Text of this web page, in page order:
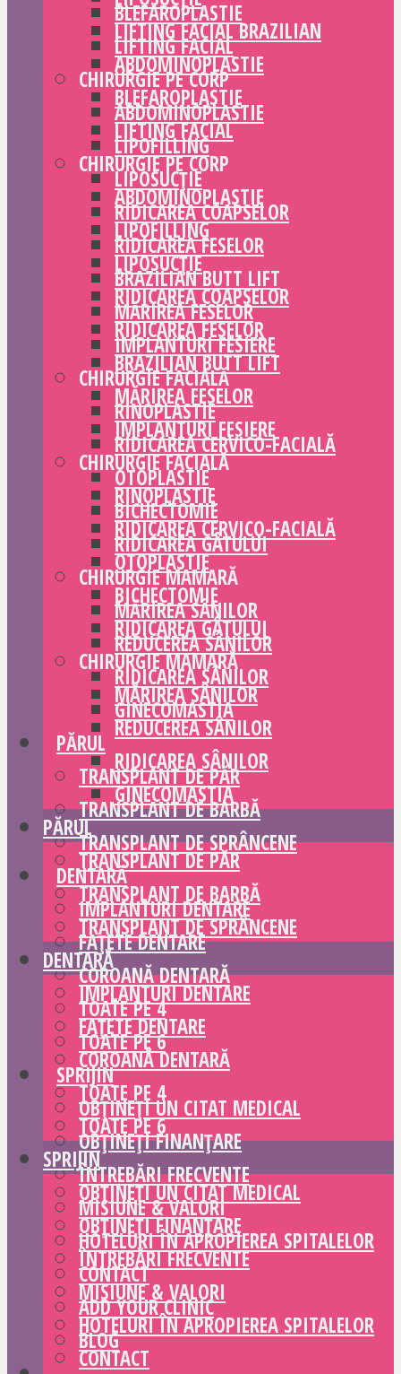
BLEFAROPLASTIE
LIFTING FACIAL
CHIRURGIE PE CORP
ABDOMINOPLASTIE
LIPOFILLING
LIPOSUCȚIE
RIDICAREA COAPSELOR
RIDICAREA FESELOR
BRAZILIAN BUTT LIFT
MĂRIREA FESELOR
IMPLANTURI FESIERE
CHIRURGIE FACIALĂ
RINOPLASTIE
RIDICAREA CERVICO-FACIALĂ
OTOPLASTIE
BICHECTOMIE
RIDICAREA GÂTULUI
CHIRURGIE MAMARĂ
MĂRIREA SÂNILOR
REDUCEREA SÂNILOR
RIDICAREA SÂNILOR
GINECOMASTIA
PĂRUL
TRANSPLANT DE PĂR
TRANSPLANT DE BARBĂ
TRANSPLANT DE SPRÂNCENE
DENTARĂ
IMPLANTURI DENTARE
FAȚETE DENTARE
COROANĂ DENTARĂ
TOATE PE 4
TOATE PE 6
SPRIJIN
OBȚINEȚI UN CITAT MEDICAL
OBȚINEȚI FINANȚARE
ÎNTREBĂRI FRECVENTE
MISIUNE & VALORI
HOTELURI ÎN APROPIEREA SPITALELOR
CONTACT
ADD YOUR CLINIC
BLOG
LIFTING FACIAL BRAZILIAN
ABDOMINOPLASTIE
BLEFAROPLASTIE
LIFTING FACIAL
CHIRURGIE PE CORP
ABDOMINOPLASTIE
LIPOFILLING
LIPOSUCȚIE
RIDICAREA COAPSELOR
RIDICAREA FESELOR
BRAZILIAN BUTT LIFT
MĂRIREA FESELOR
IMPLANTURI FESIERE
CHIRURGIE FACIALĂ
RINOPLASTIE
RIDICAREA CERVICO-FACIALĂ
OTOPLASTIE
BICHECTOMIE
RIDICAREA GÂTULUI
CHIRURGIE MAMARĂ
MĂRIREA SÂNILOR
REDUCEREA SÂNILOR
RIDICAREA SÂNILOR
GINECOMASTIA
PĂRUL
TRANSPLANT DE PĂR
TRANSPLANT DE BARBĂ
TRANSPLANT DE SPRÂNCENE
DENTARĂ
IMPLANTURI DENTARE
FAȚETE DENTARE
COROANĂ DENTARĂ
TOATE PE 4
TOATE PE 6
SPRIJIN
OBȚINEȚI UN CITAT MEDICAL
OBȚINEȚI FINANȚARE
ÎNTREBĂRI FRECVENTE
MISIUNE & VALORI
HOTELURI ÎN APROPIEREA SPITALELOR
CONTACT